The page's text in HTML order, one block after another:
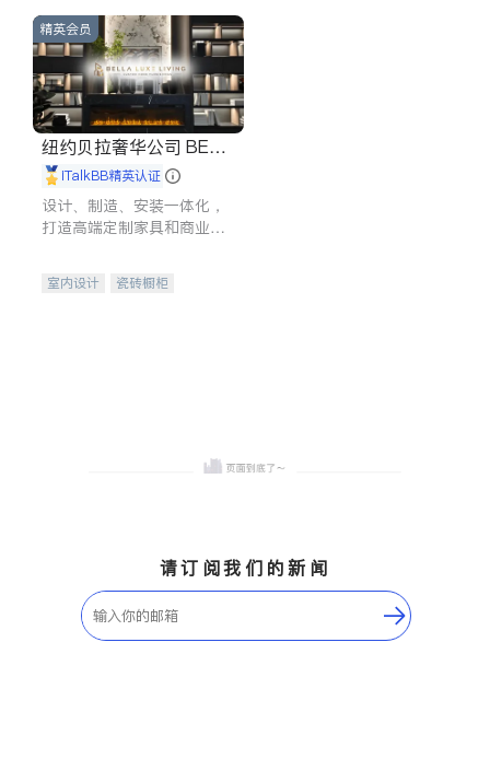
精英会员
纽约贝拉奢华公司 BELL
A LUXE
iTalkBB精英认证
设计、制造、安装一体化，
打造高端定制家具和商业空
室内设计
瓷砖橱柜
请订阅我们的新闻